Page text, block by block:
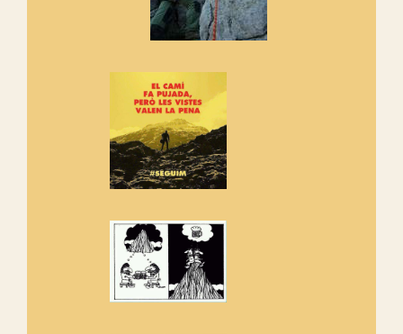
Manifest a favor dels Camins
adhereix-te al manifest!
Rebem un diploma dels
Amics de Sant Aniol d'Aguja
Els Centpeus estem implicats
amb la recuperació del refugi i